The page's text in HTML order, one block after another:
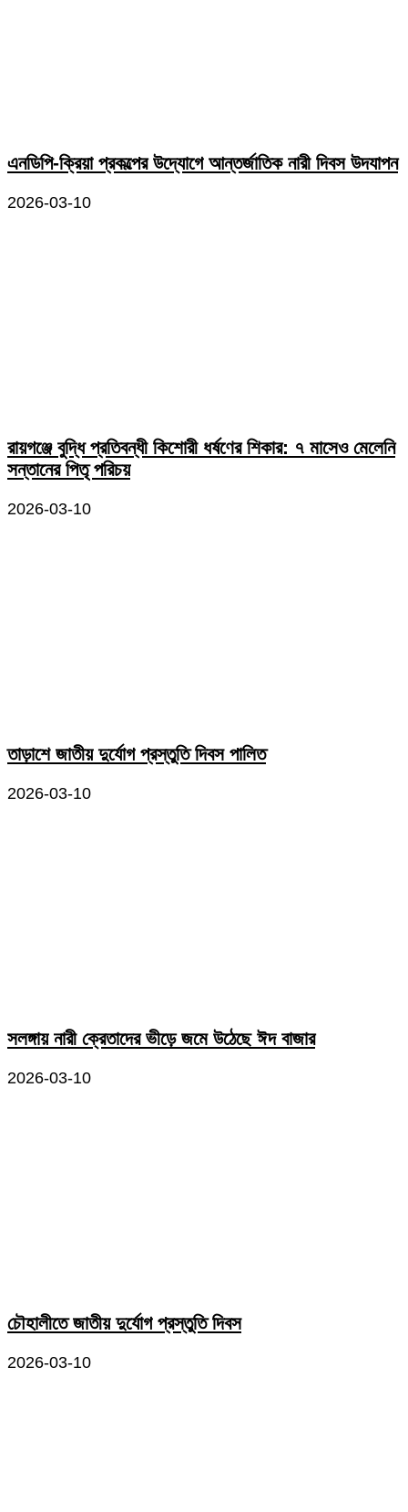
এনডিপি-ক্রিয়া প্রকল্পের উদ্যোগে আন্তর্জাতিক নারী দিবস উদযাপন
2026-03-10
রায়গঞ্জে বুদ্ধি প্রতিবন্ধী কিশোরী ধর্ষণের শিকার: ৭ মাসেও মেলেনি
সন্তানের পিতৃ পরিচয়
2026-03-10
তাড়াশে জাতীয় দুর্যোগ প্রস্তুতি দিবস পালিত
2026-03-10
সলঙ্গায় নারী ক্রেতাদের ভীড়ে জমে উঠেছে ঈদ বাজার
2026-03-10
চৌহালীতে জাতীয় দুর্যোগ প্রস্তুতি দিবস
2026-03-10